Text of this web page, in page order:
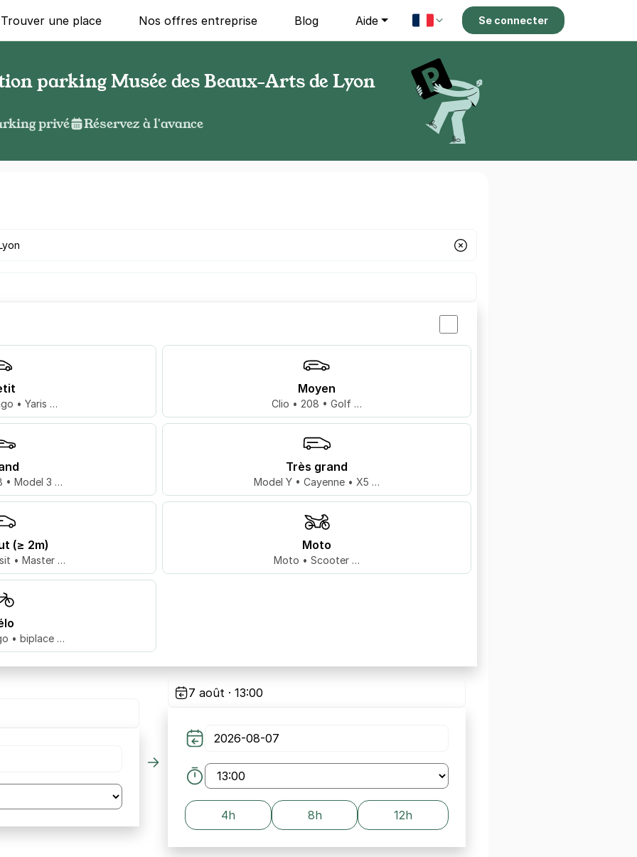
Trouver une place Nos offres entreprise Blog Aide Se connecter
parking Musée des Beaux-Arts de Lyon
privé Réservez à l'avance
• Yaris …
Moyen
Clio • 208 • Golf …
• Model 3 …
Très grand
Model Y • Cayenne • X5 …
(≥ 2m)
• Master …
Moto
Moto • Scooter …
• biplace …
7 août · 13:00
4h 8h 12h